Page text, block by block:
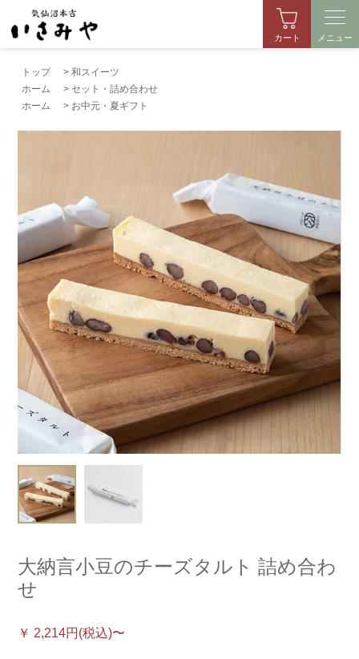
カート メニュー
トップ >和スイーツ
ホーム
> セット・詰め合わせ
ホーム
> お中元・夏ギフト
大納言小豆のチーズタルト 詰め合わ
せ
￥ 2,214円(税込)〜